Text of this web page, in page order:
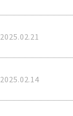
2025.02.21
2025.02.14